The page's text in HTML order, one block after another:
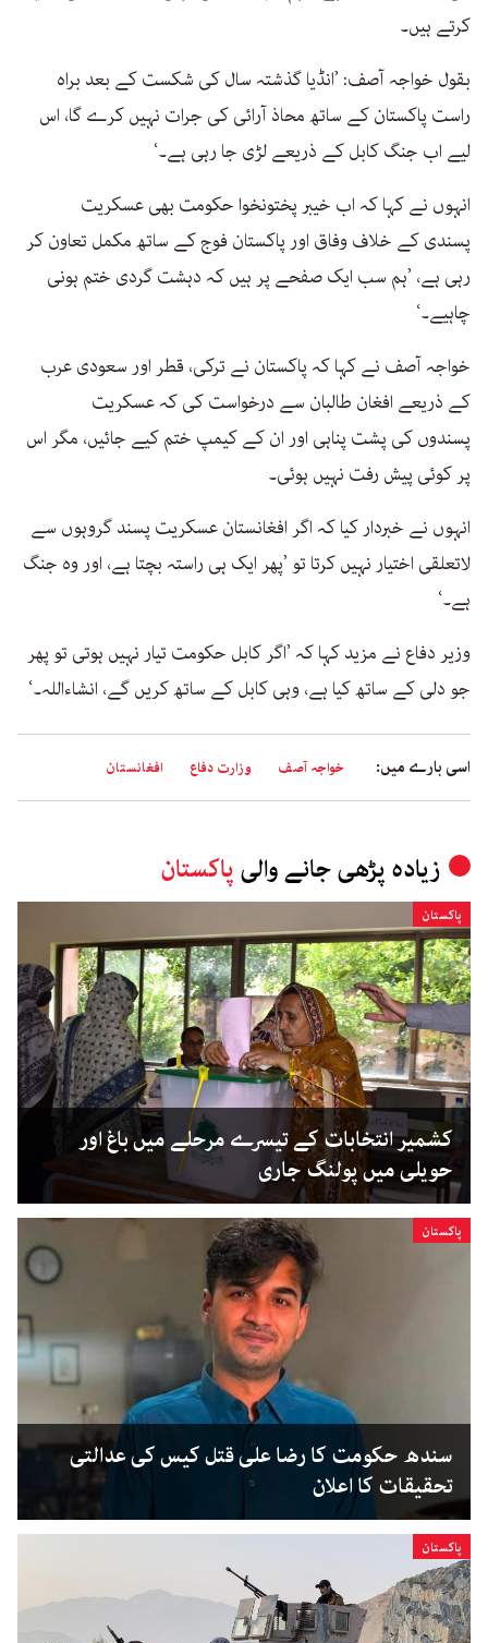
کرتے ہیں۔
بقول خواجہ آصف: ’انڈیا گذشتہ سال کی شکست کے بعد براہ
راست پاکستان کے ساتھ محاذ آرائی کی جرات نہیں کرے گا، اس
لیے اب جنگ کابل کے ذریعے لڑی جا رہی ہے۔‘
انہوں نے کہا کہ اب خیبر پختونخوا حکومت بھی عسکریت
پسندی کے خلاف وفاق اور پاکستان فوج کے ساتھ مکمل تعاون کر
رہی ہے، ’ہم سب ایک صفحے پر ہیں کہ دہشت گردی ختم ہونی
چاہیے۔‘
خواجہ آصف نے کہا کہ پاکستان نے ترکی، قطر اور سعودی عرب
کے ذریعے افغان طالبان سے درخواست کی کہ عسکریت
پسندوں کی پشت پناہی اور ان کے کیمپ ختم کیے جائیں، مگر اس
پر کوئی پیش رفت نہیں ہوئی۔
انہوں نے خبردار کیا کہ اگر افغانستان عسکریت پسند گروہوں سے
لاتعلقی اختیار نہیں کرتا تو ’پھر ایک ہی راستہ بچتا ہے، اور وہ جنگ
ہے۔‘
وزیر دفاع نے مزید کہا کہ ’اگر کابل حکومت تیار نہیں ہوتی تو پھر
جو دلی کے ساتھ کیا ہے، وہی کابل کے ساتھ کریں گے، انشاءاللہ۔‘
اسی بارے میں: خواجہ آصف وزارت دفاع افغانستان
زیادہ پڑھی جانے والی پاکستان
پاکستان
کشمیر انتخابات کے تیسرے مرحلے میں باغ اور
حویلی میں پولنگ جاری
پاکستان
سندھ حکومت کا رضا علی قتل کیس کی عدالتی
تحقیقات کا اعلان
پاکستان